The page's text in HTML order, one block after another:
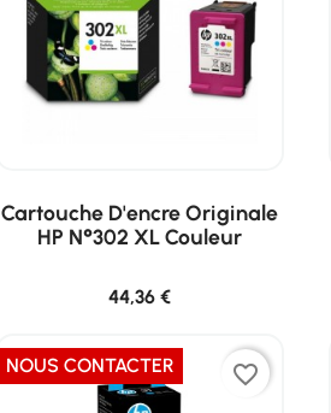
Cartouche D'encre Originale
HP N°302 XL Couleur
44,36 €
NOUS CONTACTER favorite_border